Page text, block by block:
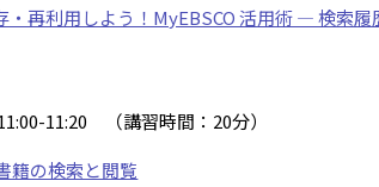
・再利用しよう！MyEBSCO 活用術 ― 検索
11:20 （講習時間： 20分）
籍の検索と閲覧